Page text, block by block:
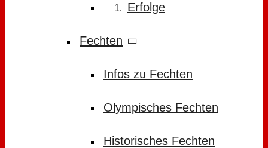
Erfolge
Fechten
Infos zu Fechten
Olympisches Fechten
Historisches Fechten